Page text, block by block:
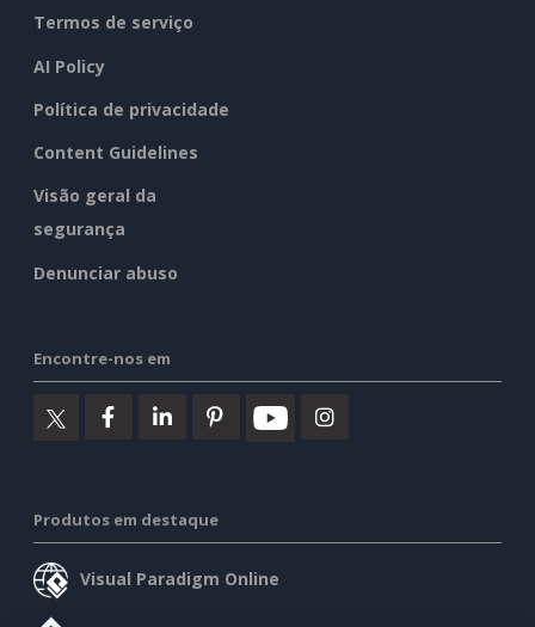
Termos de serviço
AI Policy
Política de privacidade
Content Guidelines
Visão geral da
segurança
Denunciar abuso
Encontre-nos em
Produtos em destaque
Visual Paradigm Online